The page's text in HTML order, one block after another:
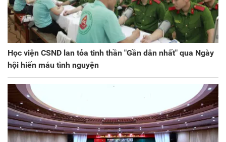
Học viện CSND lan tỏa tinh thần "Gần dân nhất" qua Ngày
hội hiến máu tình nguyện